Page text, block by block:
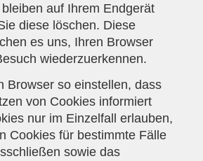
auf Ihrem Endgerät
diese löschen. Diese
es uns, Ihren Browser
wiederzuerkennen.
Browser so einstellen, dass
von Cookies informiert
nur im Einzelfall erlauben,
Cookies für bestimmte Fälle
sowie das